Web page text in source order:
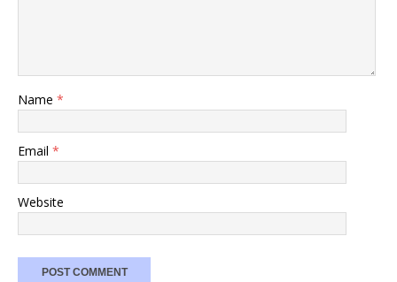
Name *
Email *
Website